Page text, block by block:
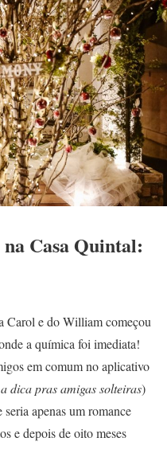
Casa Quintal:
Carol e do William começou
a química foi imediata!
em comum no aplicativo
dica pras amigas solteiras)
apenas um romance
e depois de oito meses